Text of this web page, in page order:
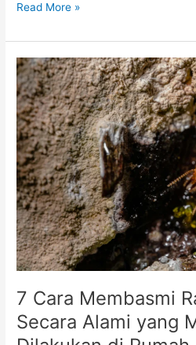
Read More »
7 Cara Membasmi
Secara Alami yang
7
Cara
Membasmi
Rayap
Tanah
Secara
Alami
yang
Mudah
Dilakukan
di
Rumah